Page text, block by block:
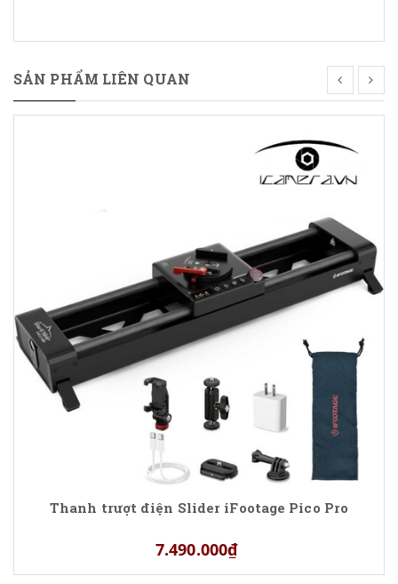
SẢN PHẨM LIÊN QUAN
Thanh trượt điện Slider iFootage Pico Pro
7.490.000₫